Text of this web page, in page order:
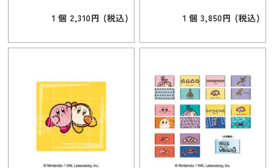
１個 2,310円 (税込) １個 3,850円 (税込)